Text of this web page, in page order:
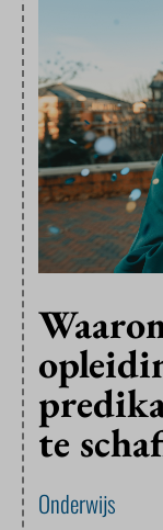
te
Onderwijs